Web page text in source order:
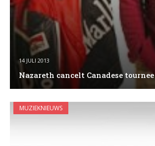
14 JULI 2013
Nazareth cancelt Canadese tournee
MUZIEKNIEUWS